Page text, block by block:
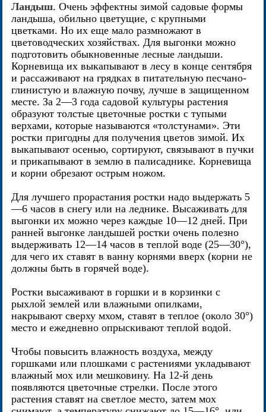
Ландыш. Очень эффектны зимой садовые формы
ландыша, обильно цветущие, с крупными
цветками. Но их еще мало размножают в
цветоводческих хозяйствах. Для выгонки можно
подготовить обыкновенные лесные ландыши.
Корневища их выкапывают в лесу в конце сентября
и рассаживают на грядках в питательную песчано-
глинистую и влажную почву, лучше в защищенном
месте. За 2—3 года садовой культуры растения
образуют толстые цветочные ростки с тупыми
верхами, которые называются «толстунами». Эти
ростки пригодны для получения цветов зимой. Их
выкапывают осенью, сортируют, связывают в пучки
и прикапывают в землю в палисаднике. Корневища
и корни обрезают острым ножом.
Для лучшего прорастания ростки надо выдержать 5
—6 часов в снегу или на леднике. Высаживать для
выгонки их можно через каждые 10—12 дней. При
ранней выгонке ландышей ростки очень полезно
выдерживать 12—14 часов в теплой воде (25—30°),
для чего их ставят в ванну корнями вверх (корни не
должны быть в горячей воде).
Ростки высаживают в горшки и в корзинки с
рыхлой землей или влажными опилками,
накрывают сверху мхом, ставят в теплое (около 30°)
место и ежедневно опрыскивают теплой водой.
Чтобы повысить влажность воздуха, между
горшками или плошками с растениями укладывают
влажный мох или мешковину. На 12-й день
появляются цветочные стрелки. После этого
растения ставят на светлое место, затем мох